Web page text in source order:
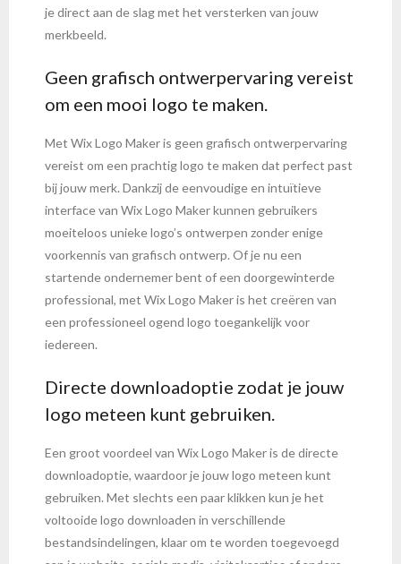
je direct aan de slag met het versterken van jouw
merkbeeld.
Geen grafisch ontwerpervaring vereist
om een mooi logo te maken.
Met Wix Logo Maker is geen grafisch ontwerpervaring
vereist om een prachtig logo te maken dat perfect past
bij jouw merk. Dankzij de eenvoudige en intuïtieve
interface van Wix Logo Maker kunnen gebruikers
moeiteloos unieke logo’s ontwerpen zonder enige
voorkennis van grafisch ontwerp. Of je nu een
startende ondernemer bent of een doorgewinterde
professional, met Wix Logo Maker is het creëren van
een professioneel ogend logo toegankelijk voor
iedereen.
Directe downloadoptie zodat je jouw
logo meteen kunt gebruiken.
Een groot voordeel van Wix Logo Maker is de directe
downloadoptie, waardoor je jouw logo meteen kunt
gebruiken. Met slechts een paar klikken kun je het
voltooide logo downloaden in verschillende
bestandsindelingen, klaar om te worden toegevoegd